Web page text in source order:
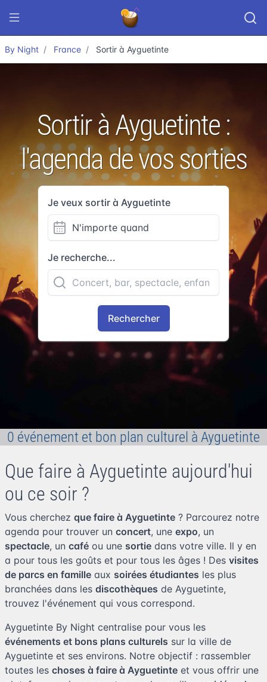
By Night France Sortir à Ayguetinte
Sortir à Ayguetinte :
l'agenda de vos sorties
Je veux sortir à Ayguetinte
Je recherche...
Rechercher
0 événement et bon plan culturel à Ayguetinte
Que faire à Ayguetinte aujourd'hui
ou ce soir ?
Vous cherchez que faire à Ayguetinte ? Parcourez notre
agenda pour trouver un concert, une expo, un
spectacle, un café ou une sortie dans votre ville. Il y en
a pour tous les goûts et pour tous les âges ! Des visites
de parcs en famille aux soirées étudiantes les plus
branchées dans les discothèques de Ayguetinte,
trouvez l'événement qui vous correspond.
Ayguetinte By Night centralise pour vous les
événements et bons plans culturels sur la ville de
Ayguetinte et ses environs. Notre objectif : rassembler
toutes les choses à faire à Ayguetinte et vous offrir une